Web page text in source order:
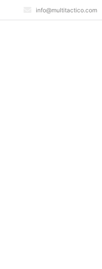
info@multitactico.com